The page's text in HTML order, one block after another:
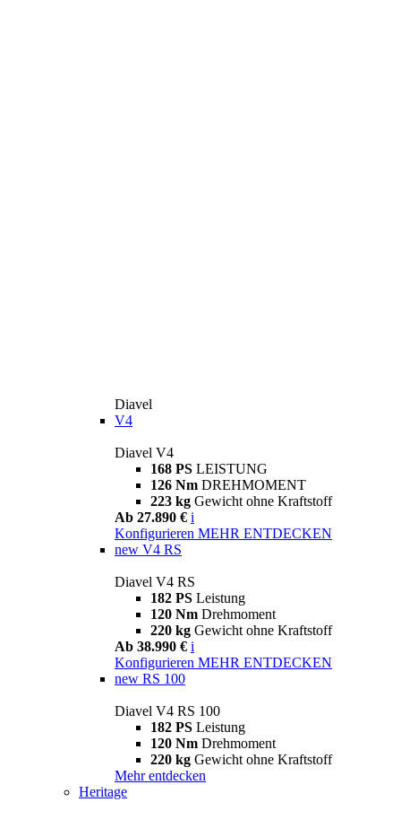
Diavel
V4
Diavel V4
168 PS LEISTUNG
126 Nm DREHMOMENT
223 kg Gewicht ohne Kraftstoff
Ab 27.890 € i
Konfigurieren MEHR ENTDECKEN
new V4 RS
Diavel V4 RS
182 PS Leistung
120 Nm Drehmoment
220 kg Gewicht ohne Kraftstoff
Ab 38.990 € i
Konfigurieren MEHR ENTDECKEN
new RS 100
Diavel V4 RS 100
182 PS Leistung
120 Nm Drehmoment
220 kg Gewicht ohne Kraftstoff
Mehr entdecken
Heritage